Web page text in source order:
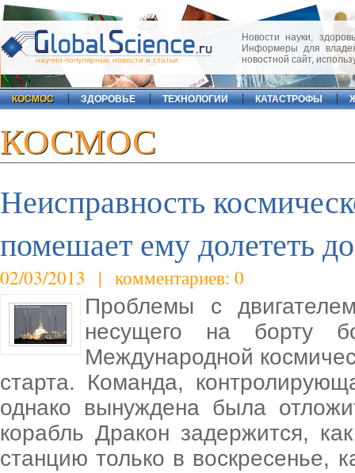
научно-популярные новости и статьи
Новости науки,
Информеры для
новостной сайт,
КОСМОС ЗДОРОВЬЕ ТЕХНОЛОГИИ КАТАСТРОФЫ
КОСМОС
Неисправность
помешает ему долететь
02/03/2013 | комментариев: 0
Проблемы с
несущего на борту
Международной
старта. Команда,
однако вынуждена была
корабль Дракон задержится,
станцию только в воскресенье,